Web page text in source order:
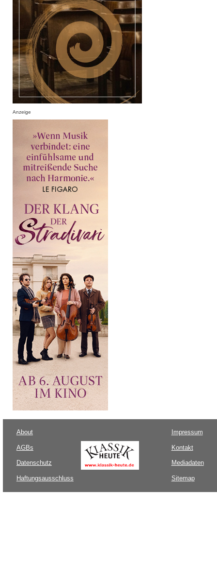
Anzeige
About
AGBs
Datenschutz
Haftungsausschluss
Impressum
Kontakt
Mediadaten
Sitemap